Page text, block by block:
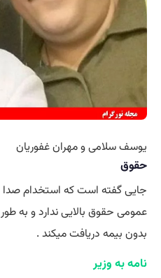
یوسف سلامی و مهران غفوریان
حقوق
جایی گفته است که استخدام
بدون بیمه دریافت میکند .
نامه به وزیر